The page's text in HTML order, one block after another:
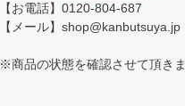
【お電話】0120-804-687
【メール】shop@kanbutsuya.jp
※商品の状態を確認させて頂き